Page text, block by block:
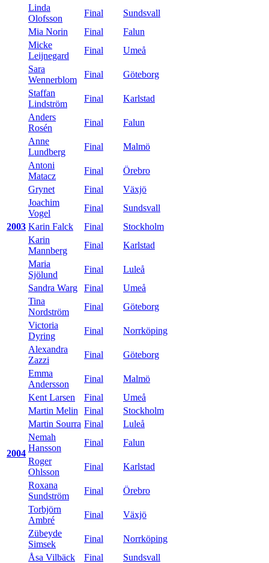
Linda
Olofsson
Final
Sundsvall
Mia Norin
Final
Falun
Micke
Leijnegard
Final
Umeå
Sara
Wennerblom
Final
Göteborg
Staffan
Lindström
Final Karlstad
2003
Anders
Rosén
Final
Falun
Anne
Lundberg
Final
Malmö
Antoni
Matacz
Final
Örebro
Grynet
Final
Växjö
Joachim
Vogel
Final
Sundsvall
Karin Falck
Final
Stockholm
Karin
Mannberg
Final
Karlstad
Maria
Sjölund
Final
Luleå
Sandra Warg
Final
Umeå
Tina
Nordström
Final
Göteborg
Victoria
Dyring
Final Norrköping
2004
Alexandra
Zazzi
Final
Göteborg
Emma
Andersson
Final
Malmö
Kent Larsen
Final
Umeå
Martin Melin
Final
Stockholm
Martin Sourra Final
Luleå
Nemah
Hansson
Final
Falun
Roger
Ohlsson
Final
Karlstad
Roxana
Sundström
Final
Örebro
Torbjörn
Ambré
Final
Växjö
Zübeyde
Simsek
Final
Norrköping
Åsa Vilbäck
Final Sundsvall